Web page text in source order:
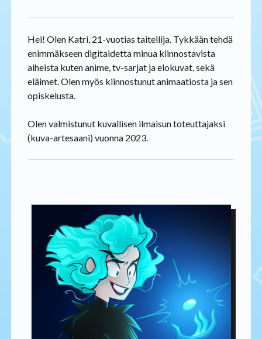
Hei! Olen Katri, 21-vuotias taiteilija. Tykkään tehdä
enimmäkseen digitaidetta minua kiinnostavista
aiheista kuten anime, tv-sarjat ja elokuvat, sekä
eläimet. Olen myös kiinnostunut animaatiosta ja sen
opiskelusta.
Olen valmistunut kuvallisen ilmaisun toteuttajaksi
(kuva-artesaani) vuonna 2023.